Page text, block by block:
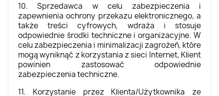
10. Sprzedawca w celu zabezpieczenia i
zapewnienia ochrony przekazu elektronicznego, a
także treści cyfrowych, wdraża i stosuje
odpowiednie środki techniczne i organizacyjne. W
celu zabezpieczenia i minimalizacji zagrożeń, które
mogą wyniknąć z korzystania z sieci Internet, Klient
powinien zastosować odpowiednie
zabezpieczenia techniczne.
11. Korzystanie przez Klienta/Użytkownika ze